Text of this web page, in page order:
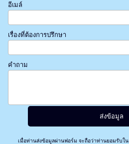
อีเมล์
เรื่องที่ต้องการปรึกษา
คำถาม
เมื่อท่านส่งข้อมูลผ่านฟอร์ม จะถือว่าท่านยอมรับใน